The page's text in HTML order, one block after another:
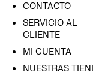
CONTACTO
SERVICIO AL
CLIENTE
MI CUENTA
NUESTRAS